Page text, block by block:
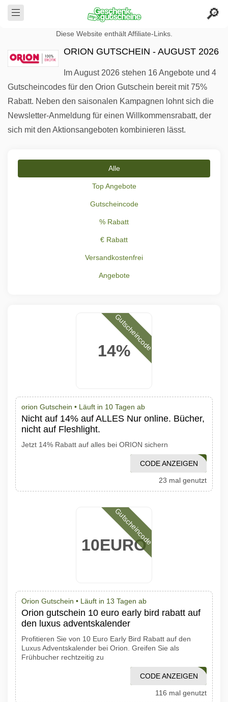
Diese Website enthält Affiliate-Links.
ORION GUTSCHEIN - AUGUST 2026
Im August 2026 stehen 16 Angebote und 4
Gutscheincodes für den Orion Gutschein bereit mit 75%
Rabatt. Neben den saisonalen Kampagnen lohnt sich die
Newsletter-Anmeldung für einen Willkommensrabatt, der
sich mit den Aktionsangeboten kombinieren lässt.
Alle
Top Angebote
Gutscheincode
% Rabatt
€ Rabatt
Versandkostenfrei
Angebote
14%Gutscheincode
orion Gutschein • Läuft in 10 Tagen ab
Nicht auf 14% auf ALLES Nur online. Bücher,
nicht auf Fleshlight.
Jetzt 14% Rabatt auf alles bei ORION sichern
SOMMERLUST
CODE ANZEIGEN
23 mal genutzt
10EURO
Gutscheincode
Orion Gutschein • Läuft in 13 Tagen ab
Orion gutschein 10 euro early bird rabatt auf
den luxus adventskalender
Profitieren Sie von 10 Euro Early Bird Rabatt auf den
Luxus Adventskalender bei Orion. Greifen Sie als
Frühbucher rechtzeitig zu
NL192ADV
CODE ANZEIGEN
116 mal genutzt